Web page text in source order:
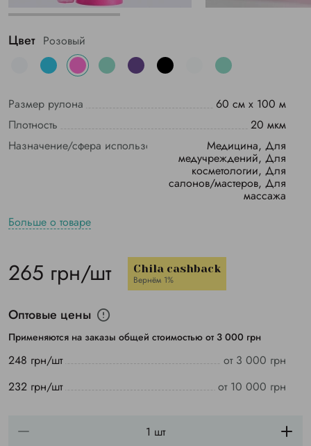
Цвет Розовый
Размер рулона
60 см х 100 м
Плотность
20 мкм
Назначение/сфера использования
Медицина, Для
медучреждений, Для
косметологии, Для
салонов/мастеров, Для
массажа
Больше о товаре
265 грн/шт Chila cashback
Вернём 1%
Оптовые цены
Применяются на заказы общей стоимостью от 3 000 грн
248 грн/шт
от 3 000 грн
232 грн/шт
от 10 000 грн